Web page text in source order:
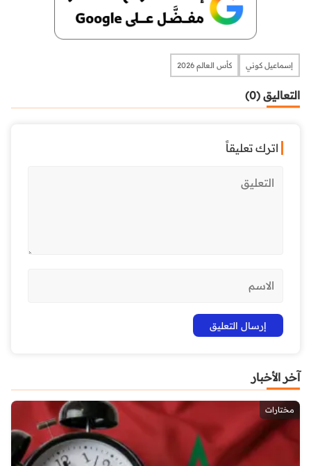
إسماعيل كوني كأس العالم 2026
التعاليق (0)
اترك تعليقاً
آخر الأخبار
مختارات